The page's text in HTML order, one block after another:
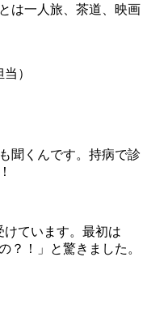
は一人旅、茶道、映画
）
聞くんです。持病で診
ています。最初は
？！」と驚きました。